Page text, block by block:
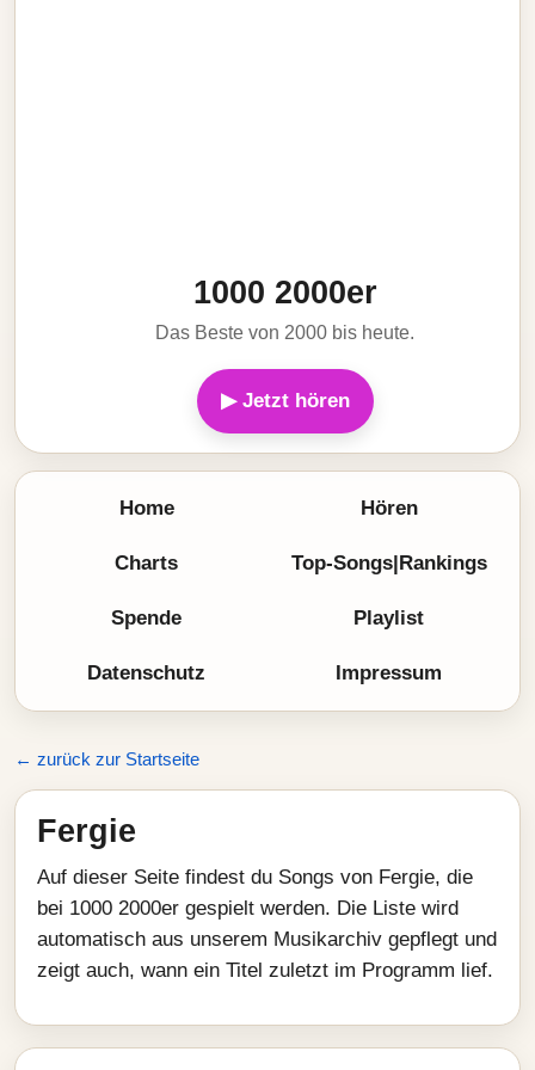
1000 2000er
Das Beste von 2000 bis heute.
▶ Jetzt hören
Home Hören
Charts Top-Songs|Rankings
Spende Playlist
Datenschutz Impressum
← zurück zur Startseite
Fergie
Auf dieser Seite findest du Songs von Fergie, die
bei 1000 2000er gespielt werden. Die Liste wird
automatisch aus unserem Musikarchiv gepflegt und
zeigt auch, wann ein Titel zuletzt im Programm lief.